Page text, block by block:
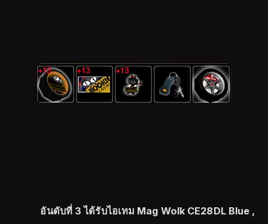
อันดับที่ 3 ได้รับไอเทม Mag Wolk CE28DL Blue ,